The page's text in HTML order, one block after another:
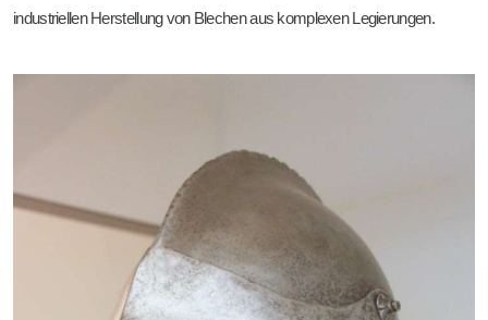
Stanzen
industriellen Herstellung von Blechen aus komplexen Legierungen.